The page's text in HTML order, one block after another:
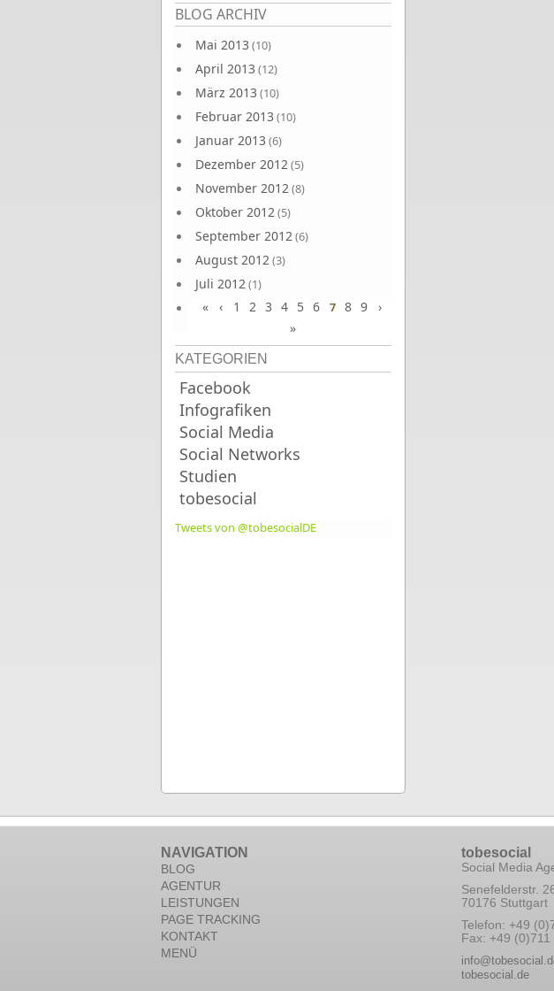
BLOG ARCHIV
Mai 2013 (10)
April 2013 (12)
März 2013 (10)
Februar 2013 (10)
Januar 2013 (6)
Dezember 2012(5)
November 2012(8)
Oktober 2012(5)
September 2012(6)
August 2012(3)
Juli 2012(1)
Juni 2012(4)
« ‹ 1 2 3 4 5 6 7 8 9
›
»
KATEGORIEN
Facebook
Infografiken
Social Media
Social Networks
Studien
tobesocial
Tweets von @tobesocialDE
NAVIGATION
BLOG
AGENTUR
LEISTUNGEN
PAGE TRACKING
KONTAKT
MENÜ
tobesocial
Social Media
Senefelderstr.
70176 Stuttgart
Telefon: +49
Fax: +49
tobesocial.de